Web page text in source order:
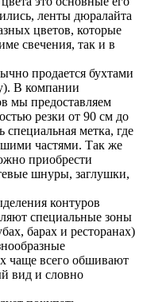
ленты дюралайта
цветов, которые
свечения, так и в
продается бухтами
В компании
мы предоставляем
резки от 90 см до
метка, где
частями. Так же
приобрести
шнуры, заглушки,
контуров
специальные зоны
барах и ресторанах)
чаще всего обшивают
вид и словно